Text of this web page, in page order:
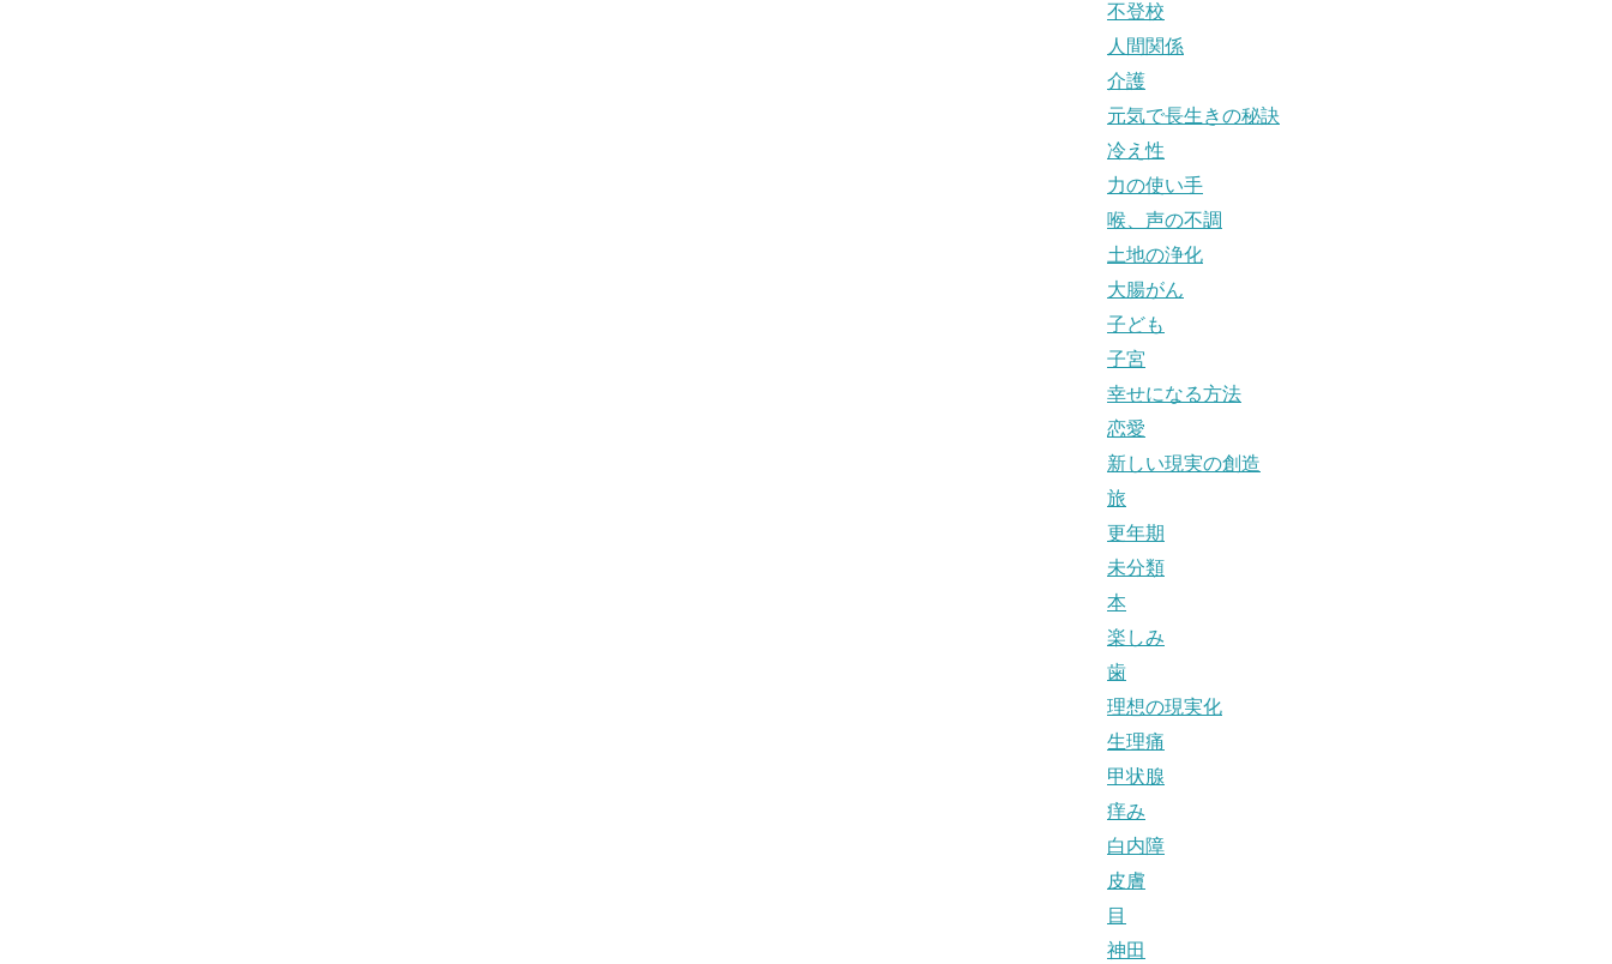
不登校
人間関係
介護
元気で長生きの秘訣
冷え性
力の使い手
喉、声の不調
土地の浄化
大腸がん
子ども
子宮
幸せになる方法
恋愛
新しい現実の創造
旅
更年期
未分類
本
楽しみ
歯
理想の現実化
生理痛
甲状腺
痒み
白内障
皮膚
目
神田